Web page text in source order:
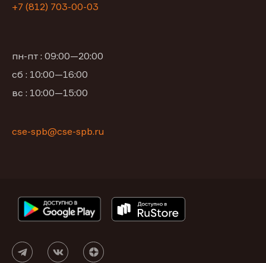
+7 (812) 703-00-03
пн-пт : 09:00—20:00
сб : 10:00—16:00
вс : 10:00—15:00
cse-spb@cse-spb.ru